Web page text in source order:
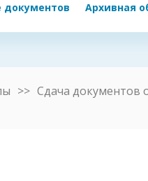
документов Архивная
Сдача документов